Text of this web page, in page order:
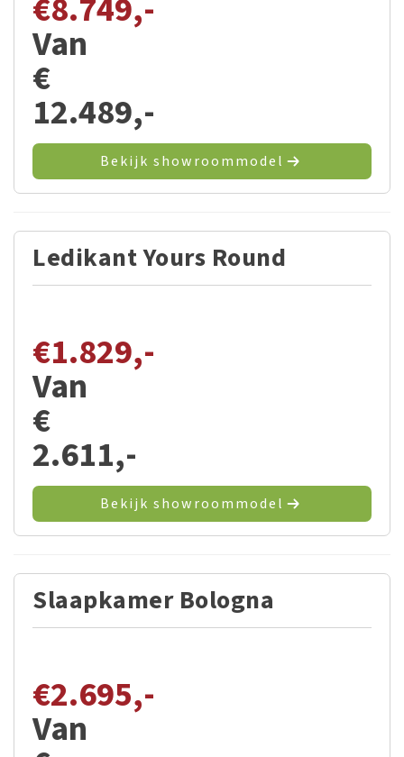
€8.749,-
Van
€
12.489,-
Bekijk showroommodel
Ledikant Yours Round
€1.829,-
Van
€
2.611,-
Bekijk showroommodel
Slaapkamer Bologna
€2.695,-
Van